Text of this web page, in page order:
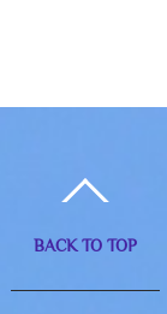
BACK TO TOP